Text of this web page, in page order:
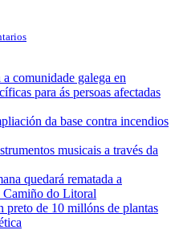
comunidade galega en
para ás persoas afectadas
da base contra incendios
musicais a través da
quedará rematada a
Camiño do Litoral
preto de 10 millóns de plantas